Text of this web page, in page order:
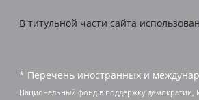
В титульной части сайта
* Перечень иностранных и
Национальный фонд в поддержку демократии,